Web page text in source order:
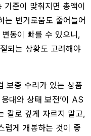
기준이 맞춰지면 총액이
는 번거로움도 줄어들어
동이 빠를 수 있으니,
되는 상황도 고려해야
보증 수리가 있는 상품
대와 상태 보전’이 AS
칼로 깊게 자르지 말고,
럽게 개봉하는 것이 좋